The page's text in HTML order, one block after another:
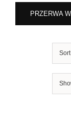
PRZERWA